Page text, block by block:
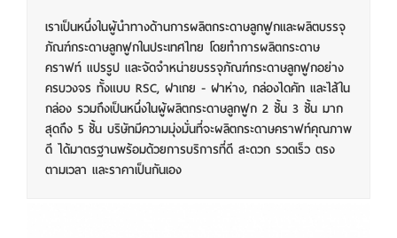
เราเป็นหนึ่งในผู้นำทางด้านการผลิตกระดาษลูกฟูกและผลิตบรรจุ
ภัณฑ์กระดาษลูกฟูกในประเทศไทย โดยทำการผลิตกระดาษ
คราฟท์ แปรรูป และจัดจำหน่ายบรรจุภัณฑ์กระดาษลูกฟูกอย่าง
ครบวงจร ทั้งแบบ RSC, ฝาเกย - ฝาห่าง, กล่องไดคัท และไส้ใน
กล่อง รวมถึงเป็นหนึ่งในผู้ผลิตกระดาษลูกฟูก 2 ชั้น 3 ชั้น มาก
สุดถึง 5 ชั้น บริษัทมีความมุ่งมั่นที่จะผลิตกระดาษคราฟท์คุณภาพ
ดี ได้มาตรฐานพร้อมด้วยการบริการที่ดี สะดวก รวดเร็ว ตรง
ตามเวลา และราคาเป็นกันเอง